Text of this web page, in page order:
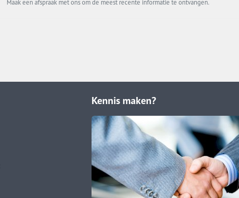
Maak een afspraak met ons om de meest recente informatie te ontvangen.
Kennis maken?